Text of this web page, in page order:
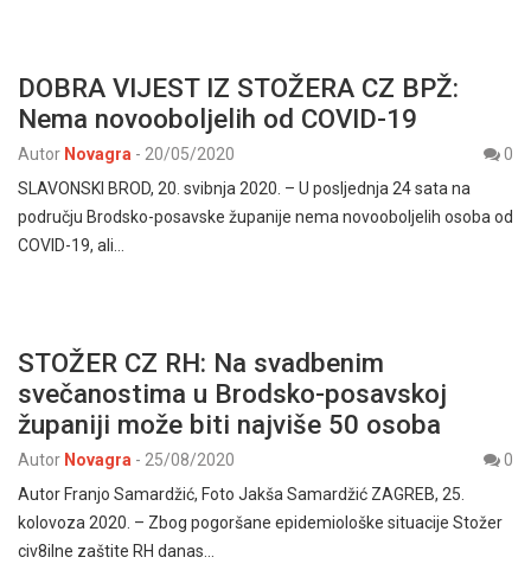
DOBRA VIJEST IZ STOŽERA CZ BPŽ:
Nema novooboljelih od COVID-19
Autor Novagra - 20/05/2020
0
SLAVONSKI BROD, 20. svibnja 2020. – U posljednja 24 sata na
području Brodsko-posavske županije nema novooboljelih osoba od
COVID-19, ali…
STOŽER CZ RH: Na svadbenim
svečanostima u Brodsko-posavskoj
županiji može biti najviše 50 osoba
Autor Novagra - 25/08/2020
0
Autor Franjo Samardžić, Foto Jakša Samardžić ZAGREB, 25.
kolovoza 2020. – Zbog pogoršane epidemiološke situacije Stožer
civ8ilne zaštite RH danas…